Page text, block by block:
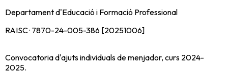
Departament d'Educació i Formació Professional
RAISC · 7870-24-005-386 [20251006]
Convocatoria d'ajuts individuals de menjador, curs 2024-
2025.